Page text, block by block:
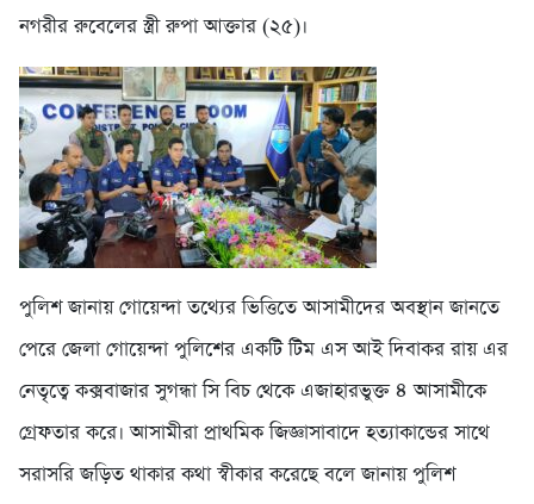
নগরীর রুবেলের স্ত্রী রুপা আক্তার (২৫)।
পুলিশ জানায় গোয়েন্দা তথ্যের ভিত্তিতে আসামীদের অবস্থান জানতে
পেরে জেলা গোয়েন্দা পুলিশের একটি টিম এস আই দিবাকর রায় এর
নেতৃত্বে কক্সবাজার সুগন্ধা সি বিচ থেকে এজাহারভুক্ত ৪ আসামীকে
গ্রেফতার করে। আসামীরা প্রাথমিক জিজ্ঞাসাবাদে হত্যাকান্ডের সাথে
সরাসরি জড়িত থাকার কথা স্বীকার করেছে বলে জানায় পুলিশ